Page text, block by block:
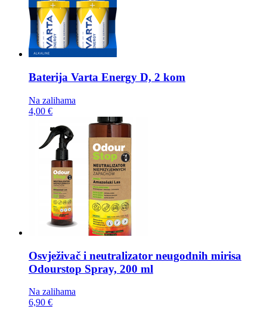
Baterija Varta Energy D, 2 kom
Na zalihama
4,00 €
Osvježivač i neutralizator neugodnih mirisa
Odourstop Spray, 200 ml
Na zalihama
6,90 €